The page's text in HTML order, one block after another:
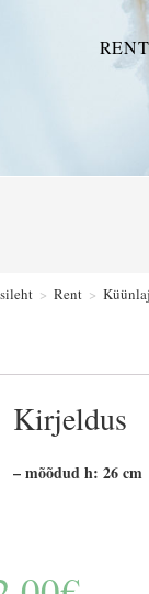
RENT
> Rent >
Kirjeldus
– mõõdud h: 26 cm